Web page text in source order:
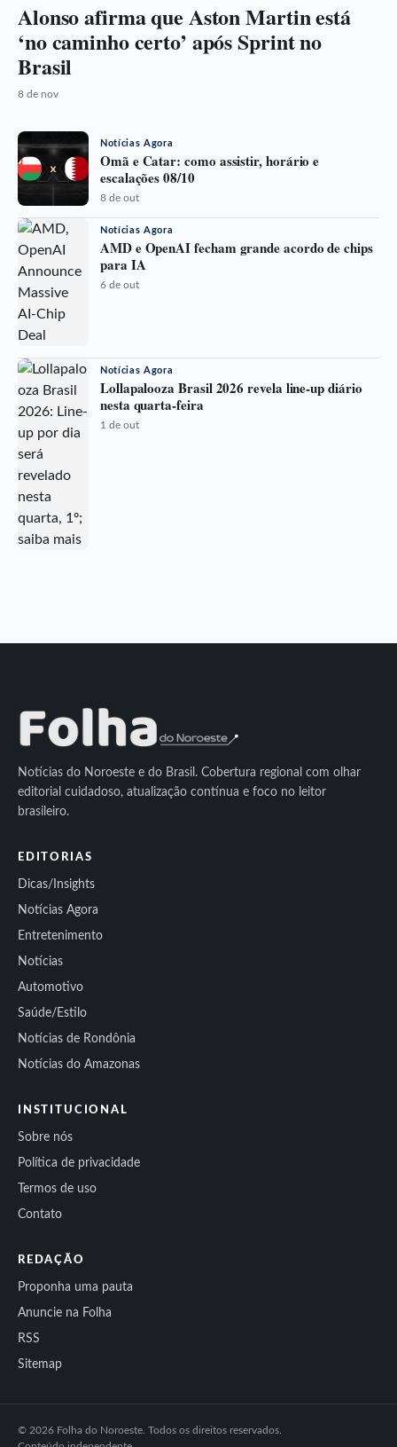
Alonso afirma que Aston Martin está
‘no caminho certo’ após Sprint no
Brasil
8 de nov
Notícias Agora
Omã e Catar: como assistir, horário e
escalações 08/10
8 de out
Notícias Agora
AMD e OpenAI fecham grande acordo de chips
para IA
6 de out
Notícias Agora
Lollapalooza Brasil 2026 revela line-up diário
nesta quarta-feira
1 de out
Notícias do Noroeste e do Brasil. Cobertura regional com olhar
editorial cuidadoso, atualização contínua e foco no leitor
brasileiro.
EDITORIAS
Dicas/Insights
Notícias Agora
Entretenimento
Notícias
Automotivo
Saúde/Estilo
Notícias de Rondônia
Notícias do Amazonas
INSTITUCIONAL
Sobre nós
Política de privacidade
Termos de uso
Contato
REDAÇÃO
Proponha uma pauta
Anuncie na Folha
RSS
Sitemap
© 2026 Folha do Noroeste. Todos os direitos reservados.